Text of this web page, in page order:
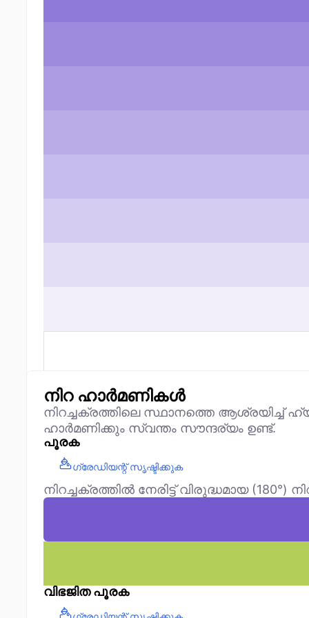
നിറ ഹാർമണികൾ
നിറച്ചക്രത്തിലെ സ്ഥാനത്തെ ആശ്രയിച്ച്
ഹാർമണിക്കും സ്വന്തം സൗന്ദര്യം ഉണ്ട്.
പൂരക
ഗ്രേഡിയന്റ് സൃഷ്ടിക്കുക
നിറച്ചക്രത്തിൽ നേരിട്ട് വിരുദ്ധമായ
വിഭജിത പൂരക